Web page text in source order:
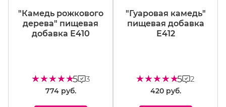
"Камедь рожкового
дерева" пищевая
добавка Е410
5 3
774 руб.
"Гуаровая камедь"
пищевая добавка
Е412
5 2
420 руб.